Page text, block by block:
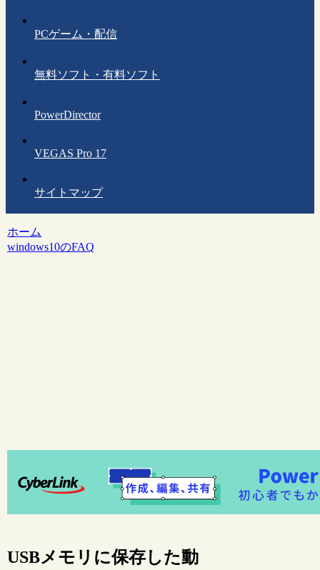
PCゲーム・配信
無料ソフト・有料ソフト
PowerDirector
VEGAS Pro 17
サイトマップ
ホーム
windows10のFAQ
USBメモリに保存した動